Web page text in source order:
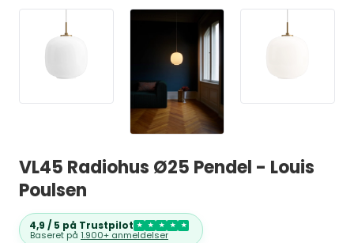
VL45 Radiohus Ø25 Pendel - Louis
Poulsen
4,9 / 5 på Trustpilot ★ ★ ★ ★ ★
Baseret på 1.900+ anmeldelser